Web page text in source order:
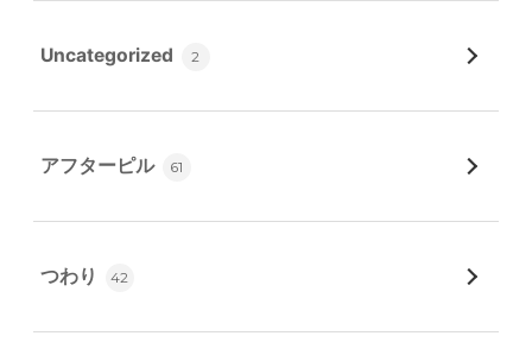
Uncategorized 2
アフターピル 61
つわり 42